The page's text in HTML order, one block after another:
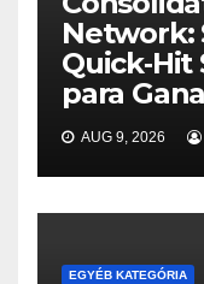
Network:
Quick‑Hit
para
AUG 9, 2026
EGYÉB KATEGÓRIA